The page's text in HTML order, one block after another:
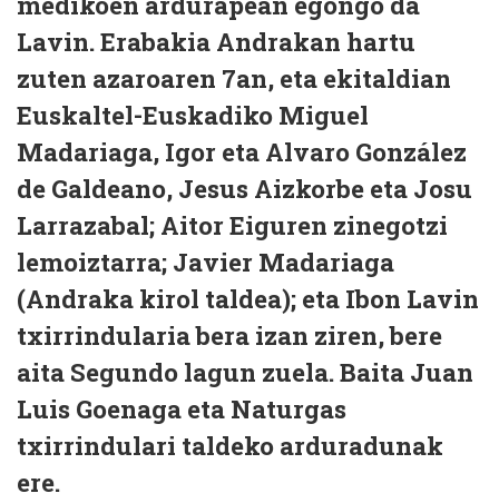
Lavin. Erabakia Andrakan hartu
zuten azaroaren 7an, eta ekitaldian
Euskaltel-Euskadiko Miguel
Madariaga, Igor eta Alvaro González
de Galdeano, Jesus Aizkorbe eta Josu
Larrazabal; Aitor Eiguren zinegotzi
lemoiztarra; Javier Madariaga
(Andraka kirol taldea); eta Ibon Lavin
txirrindularia bera izan ziren, bere
aita Segundo lagun zuela. Baita Juan
Luis Goenaga eta Naturgas
txirrindulari taldeko arduradunak
ere.